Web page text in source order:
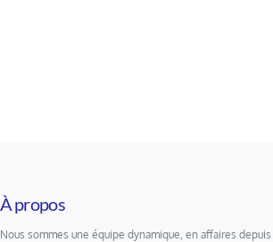
À propos
Nous sommes une équipe dynamique, en affaires depuis